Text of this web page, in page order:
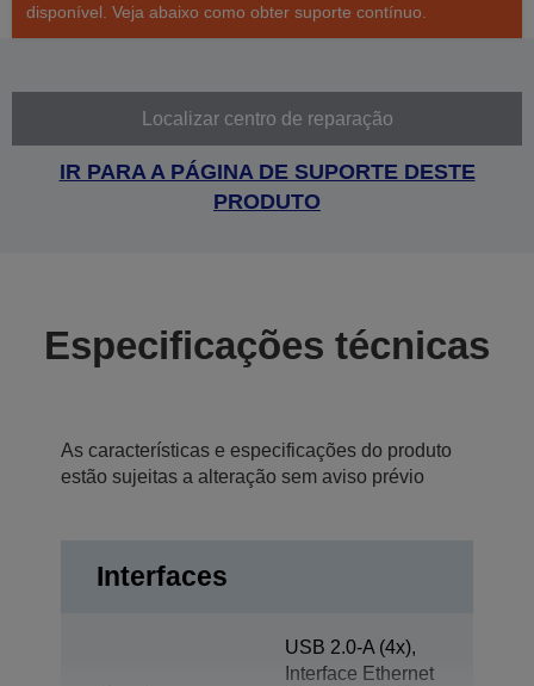
disponível. Veja abaixo como obter suporte contínuo.
Localizar centro de reparação
IR PARA A PÁGINA DE SUPORTE DESTE
PRODUTO
Especificações técnicas
As características e especificações do produto
estão sujeitas a alteração sem aviso prévio
Interfaces
USB 2.0-A (4x),
Interface Ethernet